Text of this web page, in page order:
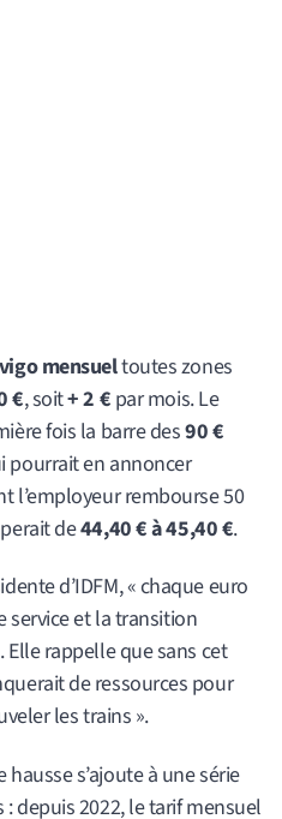
mensueltoutes zones
€, soit+ 2 € par mois. Le
fois la barre des90 €
pourrait en annoncer
l’employeur rembourse 50
de44,40 € à 45,40 €.
d’IDFM, « chaque euro
service et la transition
rappelle que sans cet
de ressources pour
les trains ».
hausse s’ajoute à une série
depuis 2022, le tarif mensuel